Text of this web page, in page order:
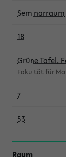
Seminarraum
18
Grüne Tafel,
Fakultät für
7
53